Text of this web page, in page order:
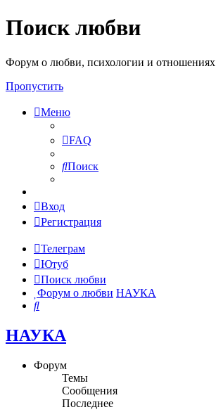
Поиск любви
Форум о любви, психологии и отношениях
Пропустить
Меню
FAQ
Поиск
Вход
Регистрация
Телеграм
Ютуб
Поиск любви
Форум о любви НАУКА
Поиск
НАУКА
Форум
Темы
Сообщения
Последнее